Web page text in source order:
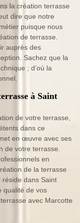
la création terrasse
dire que notre
puisque nous
de terrasse.
auprès des
Sachez que la
; d’où la
à Saint
de votre terrasse,
dans ce
en œuvre avec ses
de votre terrasse.
en
de la terrasse
dans Saint
qualité de vos
avec Marcotte